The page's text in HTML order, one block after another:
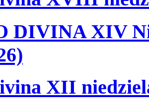
DIVINA XIV
XII